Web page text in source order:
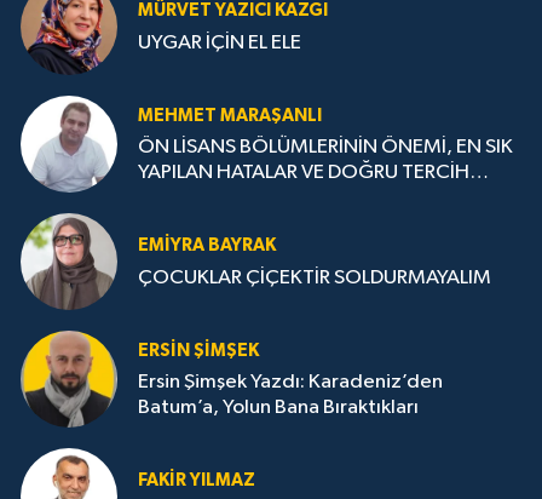
MÜRVET YAZICI KAZGI
UYGAR İÇİN EL ELE
MEHMET MARAŞANLI
ÖN LİSANS BÖLÜMLERİNİN ÖNEMİ, EN SIK
YAPILAN HATALAR VE DOĞRU TERCİH
EMIYRA BAYRAK
ÇOCUKLAR ÇİÇEKTİR SOLDURMAYALIM
ERSIN ŞIMŞEK
Ersin Şimşek Yazdı: Karadeniz’den
Batum’a, Yolun Bana Bıraktıkları
FAKIR YILMAZ